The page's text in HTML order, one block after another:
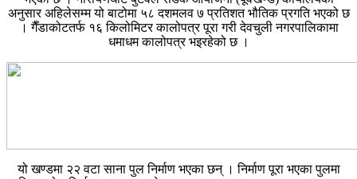
अनुसार अहिलेसम्म यो बाटोमा ५८ दशमलव ७ प्रतिशत भौतिक प्रगति भएको छ
। गैँडाकोटतर्फ १६ किलोमिटर कालोपत्र पूरा गरी देवचुली नगरपालिकामा
धमाधम कालोपत्र भइरहेको छ ।
यो खण्डमा २२ वटा साना पुल निर्माण भएका छन् । निर्माण पूरा भएका पुलमा